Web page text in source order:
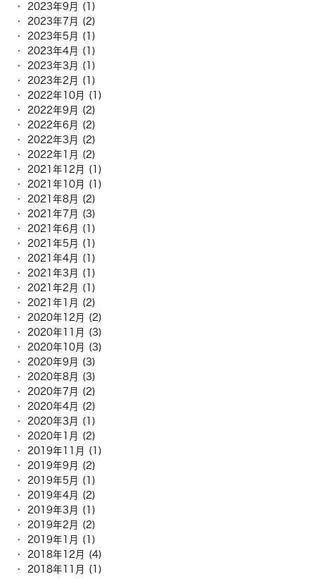
2023年9月 (1)
2023年7月 (2)
2023年5月 (1)
2023年4月 (1)
2023年3月 (1)
2023年2月 (1)
2022年10月 (1)
2022年9月 (2)
2022年6月 (2)
2022年3月 (2)
2022年1月 (2)
2021年12月 (1)
2021年10月 (1)
2021年8月 (2)
2021年7月 (3)
2021年6月 (1)
2021年5月 (1)
2021年4月 (1)
2021年3月 (1)
2021年2月 (1)
2021年1月 (2)
2020年12月 (2)
2020年11月 (3)
2020年10月 (3)
2020年9月 (3)
2020年8月 (3)
2020年7月 (2)
2020年4月 (2)
2020年3月 (1)
2020年1月 (2)
2019年11月 (1)
2019年9月 (2)
2019年5月 (1)
2019年4月 (2)
2019年3月 (1)
2019年2月 (2)
2019年1月 (1)
2018年12月 (4)
2018年11月 (1)